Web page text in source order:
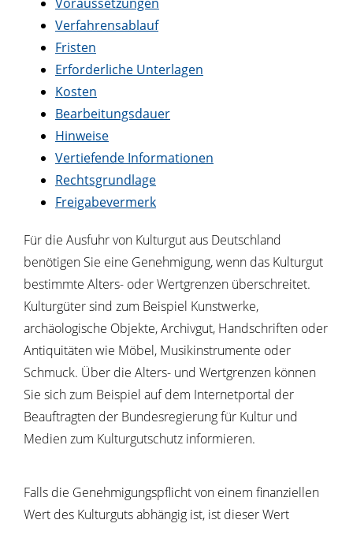
Verfahrensablauf
Fristen
Erforderliche Unterlagen
Kosten
Bearbeitungsdauer
Hinweise
Vertiefende Informationen
Rechtsgrundlage
Freigabevermerk
Für die Ausfuhr von Kulturgut aus Deutschland
benötigen Sie eine Genehmigung, wenn das Kulturgut
bestimmte Alters- oder Wertgrenzen überschreitet.
Kulturgüter sind zum Beispiel Kunstwerke,
archäologische Objekte, Archivgut, Handschriften oder
Antiquitäten wie Möbel, Musikinstrumente oder
Schmuck. Über die Alters- und Wertgrenzen können
Sie sich zum Beispiel auf dem Internetportal der
Beauftragten der Bundesregierung für Kultur und
Medien zum Kulturgutschutz informieren.
Falls die Genehmigungspflicht von einem finanziellen
Wert des Kulturguts abhängig ist, ist dieser Wert